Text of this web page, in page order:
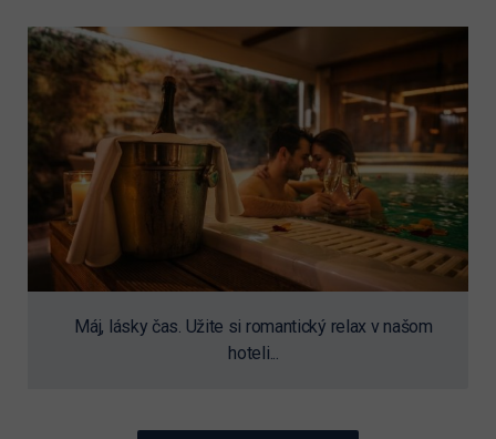
Máj, lásky čas. Užite si romantický relax v našom
hoteli...